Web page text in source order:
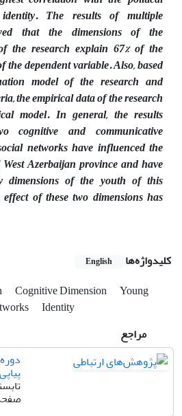
The results of multiple
that the dimensions of the
the research explain 67% of the
the dependent variable. Also, based
model of the research and
the empirical data of the research
model. In general, the results
cognitive and communicative
networks have influenced the
Azerbaijan province and have
dimensions of the youth of this
of these two dimensions has
کلیدواژه‌ها English
Cognitive Dimension
Young
Identity
مراجع
پیاپی 110